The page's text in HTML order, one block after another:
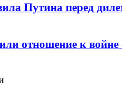
Путина перед
отношение к войне